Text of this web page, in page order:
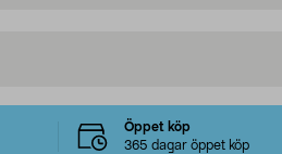
Öppet köp
365 dagar öppet köp